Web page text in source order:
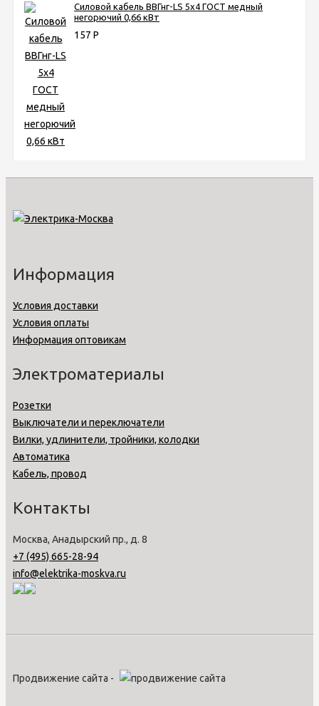
Силовой кабель ВВГнг-LS 5х4 ГОСТ медный
негорючий 0,66 кВт
157 Р
Информация
Условия доставки
Условия оплаты
Информация оптовикам
Электроматериалы
Розетки
Выключатели и переключатели
Вилки, удлинители, тройники, колодки
Автоматика
Кабель, провод
Контакты
Москва, Анадырский пр., д. 8
+7 (495) 665-28-94
info@elektrika-moskva.ru
Продвижение сайта -